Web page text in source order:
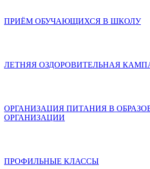
ПРИЁМ ОБУЧАЮЩИХСЯ В ШКОЛУ
ЛЕТНЯЯ ОЗДОРОВИТЕЛЬНАЯ
ОРГАНИЗАЦИЯ ПИТАНИЯ В
ОРГАНИЗАЦИИ
ПРОФИЛЬНЫЕ КЛАССЫ